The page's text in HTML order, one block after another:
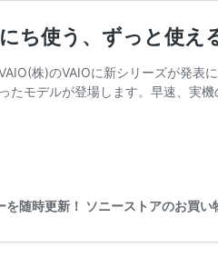
にち使う、ずっと使
株)のVAIOに新シリーズが発表
ったモデルが登場します。早速、実
を随時更新！ ソニーストアのお買